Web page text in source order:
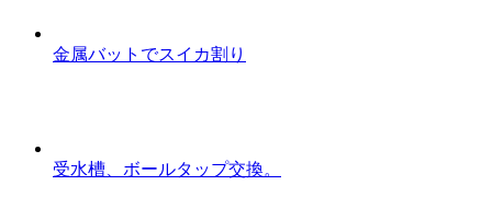
金属バットでスイカ割り
受水槽、ボールタップ交換。